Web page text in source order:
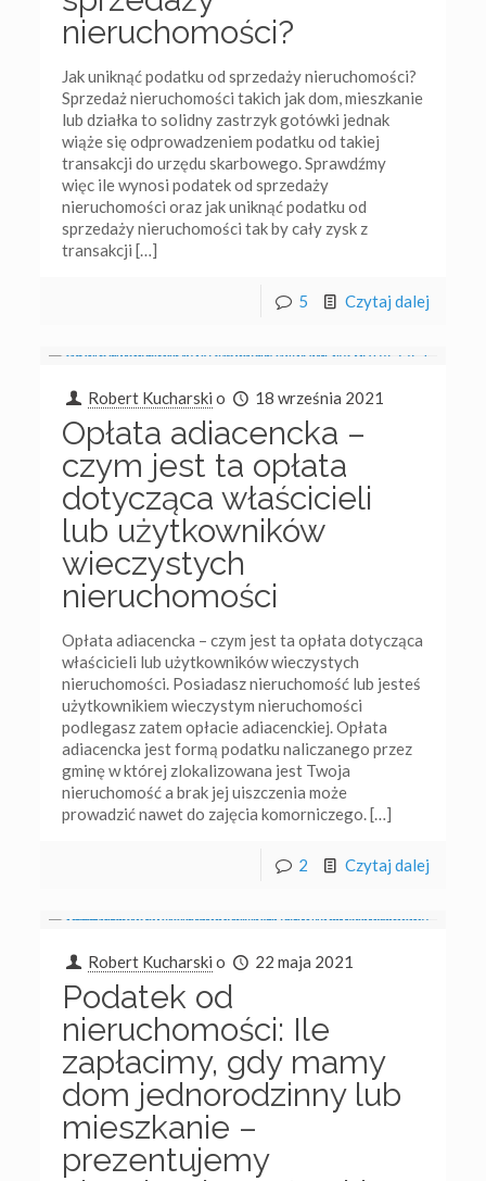
nieruchomości?
Jak uniknąć podatku od sprzedaży nieruchomości?
Sprzedaż nieruchomości takich jak dom, mieszkanie
lub działka to solidny zastrzyk gotówki jednak
wiąże się odprowadzeniem podatku od takiej
transakcji do urzędu skarbowego. Sprawdźmy
więc ile wynosi podatek od sprzedaży
nieruchomości oraz jak uniknąć podatku od
sprzedaży nieruchomości tak by cały zysk z
transakcji […]
5 Czytaj dalej
Robert Kucharski o 18 września 2021
Opłata adiacencka –
czym jest ta opłata
dotycząca właścicieli
lub użytkowników
wieczystych
nieruchomości
Opłata adiacencka – czym jest ta opłata dotycząca
właścicieli lub użytkowników wieczystych
nieruchomości. Posiadasz nieruchomość lub jesteś
użytkownikiem wieczystym nieruchomości
podlegasz zatem opłacie adiacenckiej. Opłata
adiacencka jest formą podatku naliczanego przez
gminę w której zlokalizowana jest Twoja
nieruchomość a brak jej uiszczenia może
prowadzić nawet do zajęcia komorniczego.[…]
2 Czytaj dalej
Robert Kucharski o 22 maja 2021
Podatek od
nieruchomości: Ile
zapłacimy, gdy mamy
dom jednorodzinny lub
mieszkanie –
prezentujemy